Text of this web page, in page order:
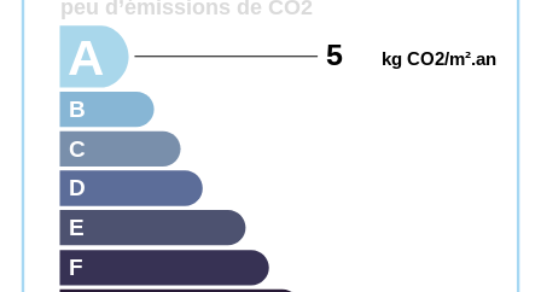
peu d’émissions de CO2
F
E
D
C
B
A 5 kg CO2/m².an